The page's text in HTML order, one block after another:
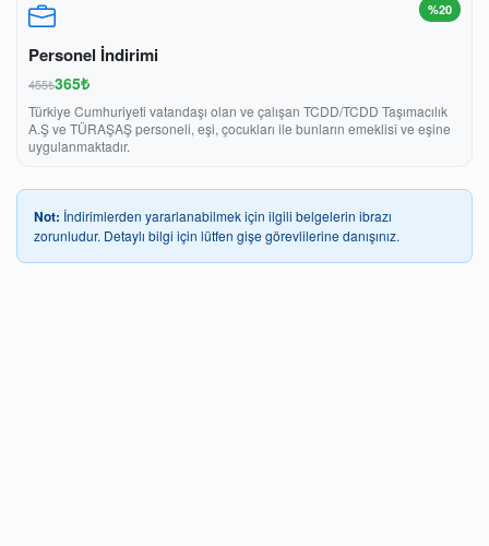
%20
Personel İndirimi
455₺365₺
Türkiye Cumhuriyeti vatandaşı olan ve çalışan TCDD/TCDD Taşımacılık
A.Ş ve TÜRAŞAŞ personeli, eşi, çocukları ile bunların emeklisî ve eşine
uygulanmaktadır.
Not: İndirimlerden yararlanabilmek için ilgili belgelerin ibrazı
zorunludur. Detaylı bilgi için lütfen gişe görevlilerine danışınız.